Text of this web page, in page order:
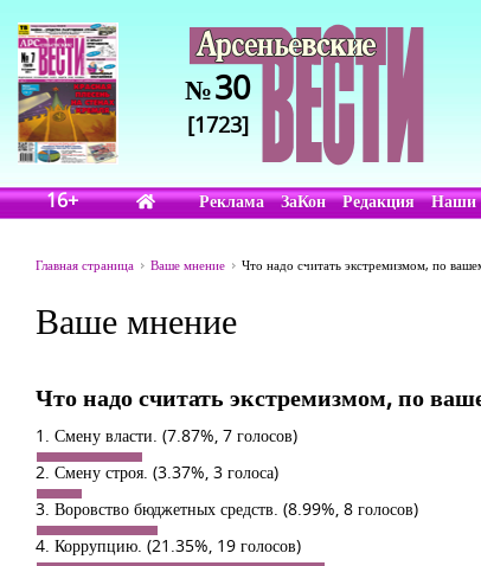
№30
[1723]
16+ Реклама ЗаКон Редакция Наши
Главная страница Ваше мнение Что надо считать экстремизмом, по
Ваше мнение
Что надо считать экстремизмом, по
1. Смену власти. (7.87%, 7 голосов)
2. Смену строя. (3.37%, 3 голоса)
3. Воровство бюджетных средств. (8.99%, 8 голосов)
4. Коррупцию. (21.35%, 19 голосов)